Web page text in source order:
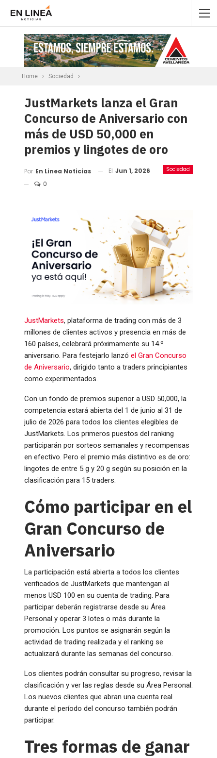
Home Sociedad
JustMarkets lanza el Gran
Concurso de Aniversario con
más de USD 50,000 en
premios y lingotes de oro
Sociedad
Por En Linea Noticias El Jun 1, 2026
0
JustMarkets, plataforma de trading con más de 3
millones de clientes activos y presencia en más de
160 países, celebrará próximamente su 14.º
aniversario. Para festejarlo lanzó el Gran Concurso
de Aniversario, dirigido tanto a traders principiantes
como experimentados.
Con un fondo de premios superior a USD 50,000, la
competencia estará abierta del 1 de junio al 31 de
julio de 2026 para todos los clientes elegibles de
JustMarkets. Los primeros puestos del ranking
participarán por sorteos semanales y recompensas
en efectivo. Pero el premio más distintivo es de oro:
lingotes de entre 5 g y 20 g según su posición en la
clasificación para 15 traders.
Cómo participar en el
Gran Concurso de
Aniversario
La participación está abierta a todos los clientes
verificados de JustMarkets que mantengan al
menos USD 100 en su cuenta de trading. Para
participar deberán registrarse desde su Área
Personal y operar 3 lotes o más durante la
promoción. Los puntos se asignarán según la
actividad de trading realizada y el ranking se
actualizará durante las semanas del concurso.
Los clientes podrán consultar su progreso, revisar la
clasificación y ver las reglas desde su Área Personal.
Los nuevos clientes que abran una cuenta real
durante el período del concurso también podrán
participar.
Tres formas de ganar